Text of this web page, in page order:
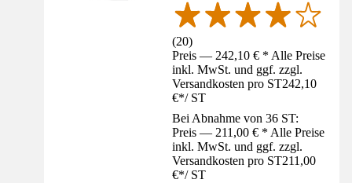
(20)
Preis — 242,10 € * Alle Preise
inkl. MwSt. und ggf. zzgl.
Versandkosten pro ST242,10
€*/ ST
Bei Abnahme von 36 ST:
Preis — 211,00 € * Alle Preise
inkl. MwSt. und ggf. zzgl.
Versandkosten pro ST211,00
€*/ ST